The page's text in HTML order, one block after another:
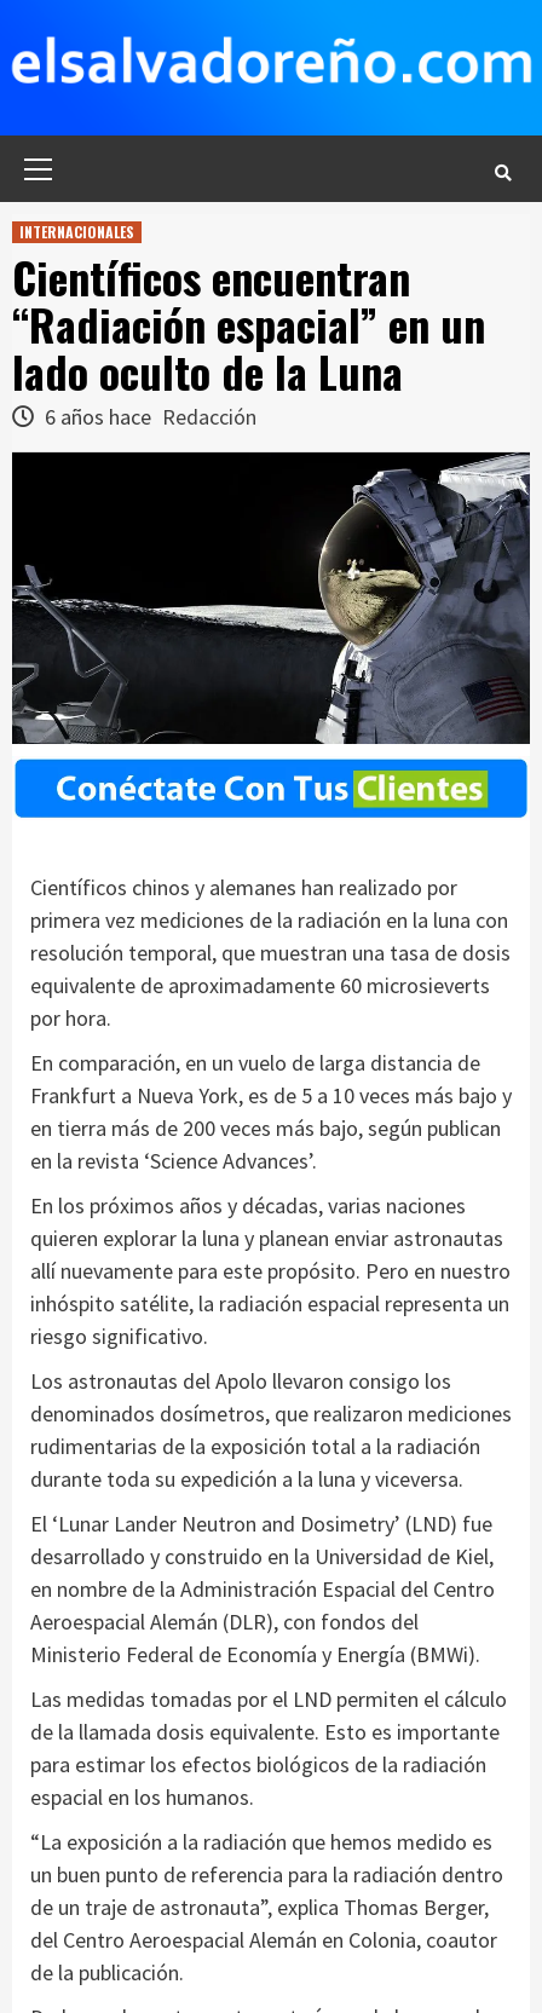
contenido
INTERNACIONALES
Científicos encuentran
“Radiación espacial” en un
lado oculto de la Luna
6 años hace Redacción
Científicos chinos y alemanes han realizado por
primera vez mediciones de la radiación en la luna con
resolución temporal, que muestran una tasa de dosis
equivalente de aproximadamente 60 microsieverts
por hora.
En comparación, en un vuelo de larga distancia de
Frankfurt a Nueva York, es de 5 a 10 veces más bajo y
en tierra más de 200 veces más bajo, según publican
en la revista ‘Science Advances’.
En los próximos años y décadas, varias naciones
quieren explorar la luna y planean enviar astronautas
allí nuevamente para este propósito. Pero en nuestro
inhóspito satélite, la radiación espacial representa un
riesgo significativo.
Los astronautas del Apolo llevaron consigo los
denominados dosímetros, que realizaron mediciones
rudimentarias de la exposición total a la radiación
durante toda su expedición a la luna y viceversa.
El ‘Lunar Lander Neutron and Dosimetry’ (LND) fue
desarrollado y construido en la Universidad de Kiel,
en nombre de la Administración Espacial del Centro
Aeroespacial Alemán (DLR), con fondos del
Ministerio Federal de Economía y Energía (BMWi).
Las medidas tomadas por el LND permiten el cálculo
de la llamada dosis equivalente. Esto es importante
para estimar los efectos biológicos de la radiación
espacial en los humanos.
“La exposición a la radiación que hemos medido es
un buen punto de referencia para la radiación dentro
de un traje de astronauta”, explica Thomas Berger,
del Centro Aeroespacial Alemán en Colonia, coautor
de la publicación.